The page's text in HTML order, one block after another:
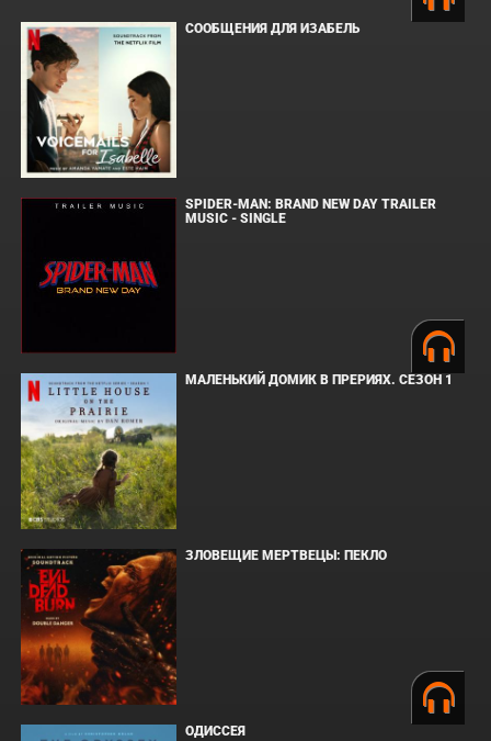
СООБЩЕНИЯ ДЛЯ ИЗАБЕЛЬ
SPIDER-MAN: BRAND NEW DAY TRAILER
MUSIC - SINGLE
МАЛЕНЬКИЙ ДОМИК В ПРЕРИЯХ. СЕЗОН 1
ЗЛОВЕЩИЕ МЕРТВЕЦЫ: ПЕКЛО
ОДИССЕЯ